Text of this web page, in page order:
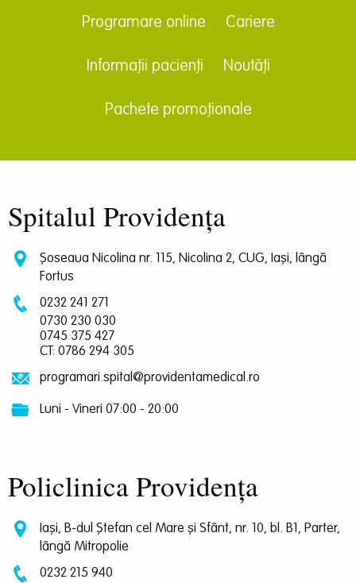
Programare online Cariere
Informații pacienți Noutăți
Pachete promoționale
Spitalul Providența
Șoseaua Nicolina nr. 115, Nicolina 2, CUG, Iași, lângă
Fortus
0232 241 271
0730 230 030
0745 375 427
CT: 0786 294 305
programari.spital@providentamedical.ro
Luni - Vineri 07:00 - 20:00
Policlinica Providența
Iași, B-dul Ștefan cel Mare și Sfânt, nr. 10, bl. B1, Parter,
lângă Mitropolie
0232 215 940